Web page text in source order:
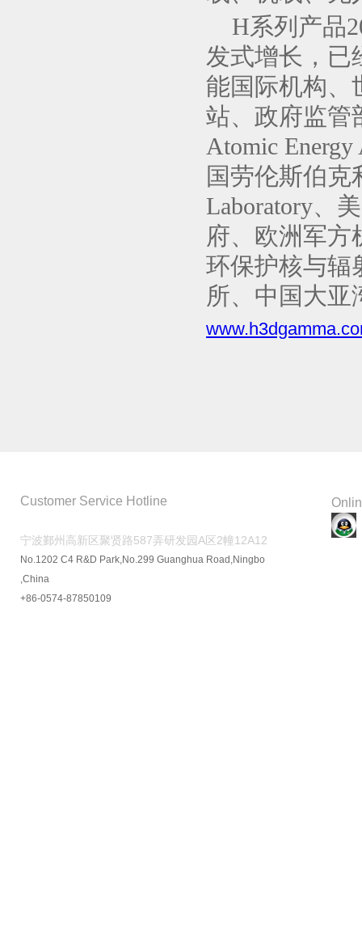
H系列产品
发式增长，已
能国际机构、
站、政府监管
Atomic
国劳伦斯伯克
Laboratory、
府、欧洲军方
环保护核与辐
所、中国大亚
Customer Service Hotline
宁波鄞州高新区聚贤路587弄研发园A区2幢12A12
No.1202 C4 R&D Park,No.299 Guanghua Road,Ningbo
,China
+86-0574-87850109